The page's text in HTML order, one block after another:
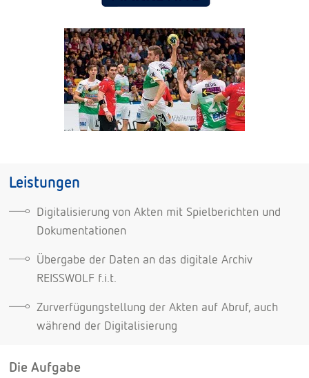
Leistungen
Digitalisierung von Akten mit Spielberichten und
Dokumentationen
Übergabe der Daten an das digitale Archiv
REISSWOLF f.i.t.
Zurverfügungstellung der Akten auf Abruf, auch
während der Digitalisierung
Die Aufgabe